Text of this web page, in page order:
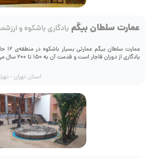
عمارت سلطان بیگم یادگاری باشکوه و
یادگاری از دوران قاجار است و قدمت آن به 150 تا 200 سال می‌رسد.
استان تهران -